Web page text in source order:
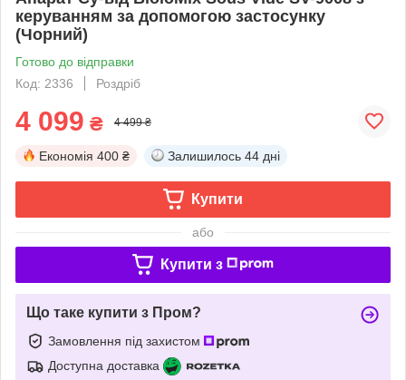
керуванням за допомогою застосунку
(Чорний)
Готово до відправки
Код: 2336
Роздріб
4 099 ₴ 4 499 ₴
Економія 400 ₴ Залишилось 44 дні
Купити
або
Купити з
Що таке купити з Пром?
Замовлення під захистом
Доступна доставка